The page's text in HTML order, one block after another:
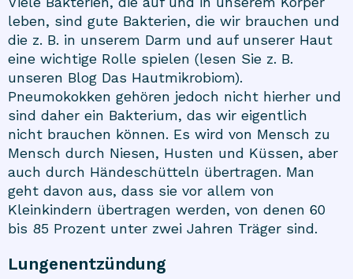
leben, sind gute Bakterien, die wir brauchen und
die z. B. in unserem Darm und auf unserer Haut
eine wichtige Rolle spielen (lesen Sie z. B.
unseren Blog Das Hautmikrobiom).
Pneumokokken gehören jedoch nicht hierher und
sind daher ein Bakterium, das wir eigentlich
nicht brauchen können. Es wird von Mensch zu
Mensch durch Niesen, Husten und Küssen, aber
auch durch Händeschütteln übertragen. Man
geht davon aus, dass sie vor allem von
Kleinkindern übertragen werden, von denen 60
bis 85 Prozent unter zwei Jahren Träger sind.
Lungenentzündung